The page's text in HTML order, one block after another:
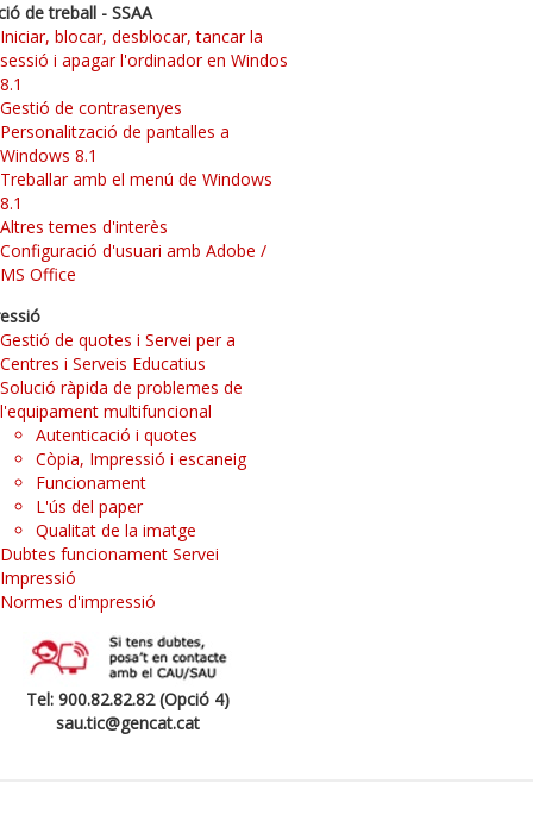
de treball - SSAA
Iniciar, blocar, desblocar, tancar la
sessió i apagar l'ordinador en Windos
8.1
Gestió de contrasenyes
Personalització de pantalles a
Windows 8.1
Treballar amb el menú de Windows
8.1
Altres temes d'interès
Configuració d'usuari amb Adobe /
MS Office
Gestió de quotes i Servei per a
Centres i Serveis Educatius
Solució ràpida de problemes de
l'equipament multifuncional
Autenticació i quotes
Còpia, Impressió i escaneig
Funcionament
L'ús del paper
Qualitat de la imatge
Dubtes funcionament Servei
Impressió
Normes d'impressió
Tel: 900.82.82.82 (Opció 4)
sau.tic@gencat.cat